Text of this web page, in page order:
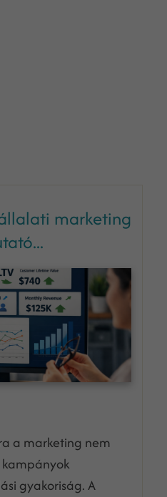
marketing
a marketing nem
gyakoriság. A